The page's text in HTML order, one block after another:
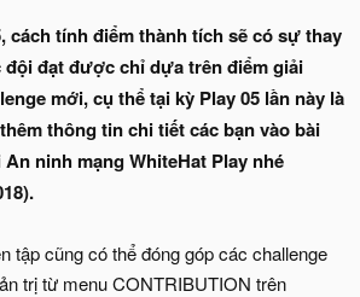
cách tính điểm thành tích sẽ có sự thay
đạt được chỉ dựa trên điểm giải
mới, cụ thể tại kỳ Play 05 lần này là
thông tin chi tiết các bạn vào bài
ninh mạng WhiteHat Play nhé
tập cũng có thể đóng góp các challenge
trị từ menu CONTRIBUTION trên